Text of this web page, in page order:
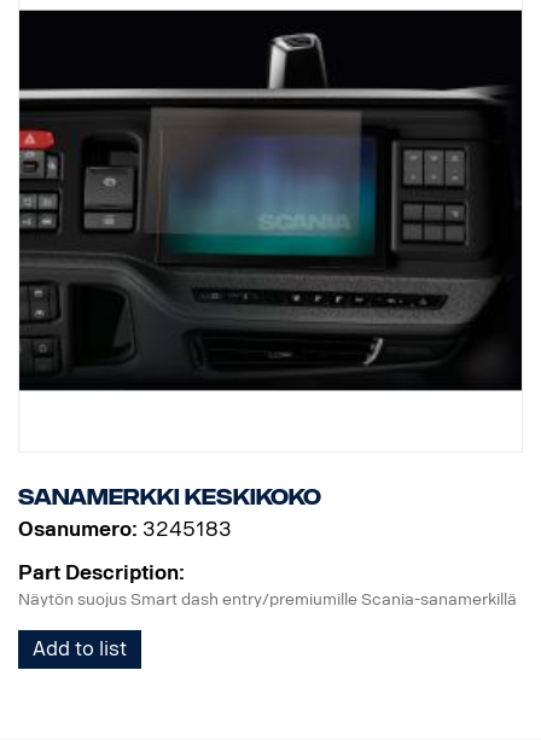
Sanamerkki keskikoko
Osanumero: 3245183
Part Description:
Näytön suojus Smart dash entry/premiumille Scania-sanamerkillä
Add to list